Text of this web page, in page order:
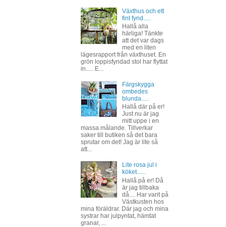
Växthus och ett
fint fynd.....
Hallå alla
härliga! Tänkte
att det var dags
med en liten
lägesrapport från växthuset. En
grön loppisfyndad stol har flyttat
in..... E...
Färgskygga
ombedes
blunda.....
Hallå där på er!
Just nu är jag
mitt uppe i en
massa målande. Tillverkar
saker till butiken så det bara
sprutar om det! Jag är lite så
att...
Lite rosa jul i
köket......
Hallå på er! Då
är jag tillbaka
då.... Har varit på
Västkusten hos
mina föräldrar. Där jag och mina
systrar har julpyntat, hämtat
granar, ...